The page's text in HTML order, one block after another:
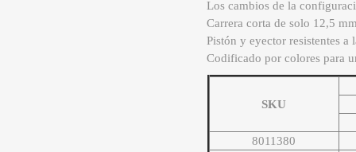
Los cambios de la
Carrera corta de solo 12,5
Pistón y eyector resistentes a
Codificado por colores para
SKU
8011380